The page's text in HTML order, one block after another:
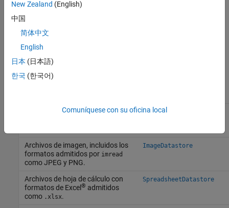
aplicación. Los distintos tipos de almacenes de datos contienen
propiedades que pertenecen al tipo de datos que admiten. Por
ejemplo, consulte la siguiente tabla para obtener una lista de
completa de almacenes de datos, consulte
File Format or Application
Archivos de texto que contienen
TabularTextDatastore
Archivos de imagen, incluidos los
formatos admitidos por imread
como JPEG y PNG.
ImageDatastore
Archivos de hoja de cálculo con
formatos de Excel® admitidos
como .xlsx.
SpreadsheetDatastore
New Zealand (English)
中国
简体中文
English
日本 (日本語)
한국 (한국어)
Comuníquese con su oficina local